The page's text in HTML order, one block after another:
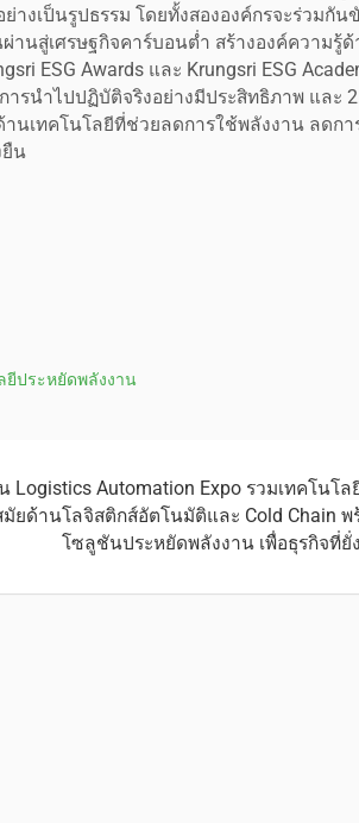
างเป็นรูปธรรม โดยทั้งสององค์กรจะร่วมกัน
านสู่เศรษฐกิจคาร์บอนต่ำ สร้างองค์ความรู้
ESG Awards และ Krungsri ESG
ารนำไปปฏิบัติจริงอย่างมีประสิทธิภาพ และ
นเทคโนโลยีที่ช่วยลดการใช้พลังงาน ลดกา
ยืน
ยีประหยัดพลังงาน
Logistics Automation Expo รวมเทคโนโล
มัยด้านโลจิสติกส์อัตโนมัติและ Cold Chain พ
โซลูชันประหยัดพลังงาน เพื่อธุรกิจที่ยั่